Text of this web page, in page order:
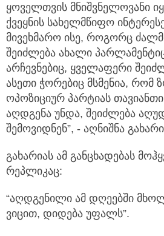
ყოველთვის მნიშვნელოვანი
ქვეყნის სახელმწიფო
მივეხმარო ისე, როგორც
შეიძლება ახალი
არჩევნებიც, ყველაფერი
ასეთი ჭორებიც მსმენია, რომ
ოპოზიციურ პარტიას
აღდგენა უნდა, შეიძლება
შემოვიდნენ”, - აღნიშნა
გახარიას ამ განცხადებას
რეპლიკაც:
“აღდგენილი ამ დღეებში
ვიცით, დიდება უფალს”.